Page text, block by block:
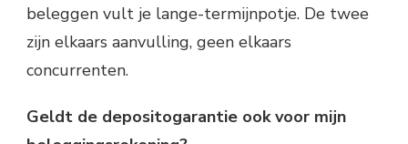
beleggen vult je lange-termijnpotje. De twee
zijn elkaars aanvulling, geen elkaars
concurrenten.
Geldt de depositogarantie ook voor mijn